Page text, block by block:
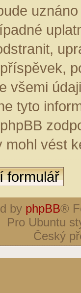
všemi
tyto
vést
formulář
by phpBB®
Pro Ubuntu
Český